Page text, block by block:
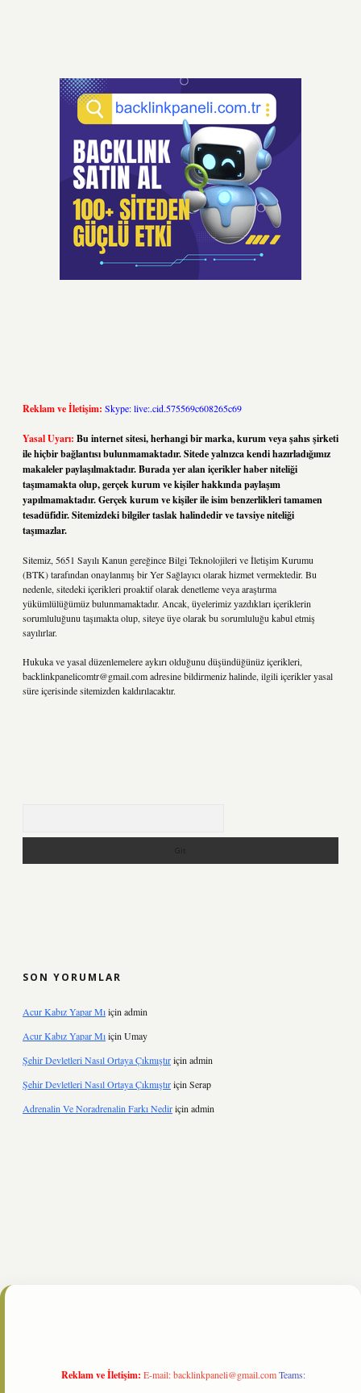
Reklam ve İletişim: Skype: live:.cid.575569c608265c69
Yasal Uyarı: Bu internet sitesi, herhangi bir marka, kurum veya şahıs şirketi
ile hiçbir bağlantısı bulunmamaktadır. Sitede yalnızca kendi hazırladığımız
makaleler paylaşılmaktadır. Burada yer alan içerikler haber niteliği
taşımamakta olup, gerçek kurum ve kişiler hakkında paylaşım
yapılmamaktadır. Gerçek kurum ve kişiler ile isim benzerlikleri tamamen
tesadüfidir. Sitemizdeki bilgiler taslak halindedir ve tavsiye niteliği
taşımazlar.
Sitemiz, 5651 Sayılı Kanun gereğince Bilgi Teknolojileri ve İletişim Kurumu
(BTK) tarafından onaylanmış bir Yer Sağlayıcı olarak hizmet vermektedir. Bu
nedenle, sitedeki içerikleri proaktif olarak denetleme veya araştırma
yükümlülüğümüz bulunmamaktadır. Ancak, üyelerimiz yazdıkları içeriklerin
sorumluluğunu taşımakta olup, siteye üye olarak bu sorumluluğu kabul etmiş
sayılırlar.
Hukuka ve yasal düzenlemelere aykırı olduğunu düşündüğünüz içerikleri,
backlinkpanelicomtr@gmail.comadresine bildirmeniz halinde, ilgili içerikler yasal
süre içerisinde sitemizden kaldırılacaktır.
SON YORUMLAR
Acur Kabız Yapar Mıiçin admin
Acur Kabız Yapar Mıiçin Umay
Şehir Devletleri Nasıl Ortaya Çıkmıştıriçin admin
Şehir Devletleri Nasıl Ortaya Çıkmıştıriçin Serap
Adrenalin Ve Noradrenalin Farkı Nediriçin admin
Reklam ve İletişim: E-mail:backlinkpaneli@gmail.com Teams: